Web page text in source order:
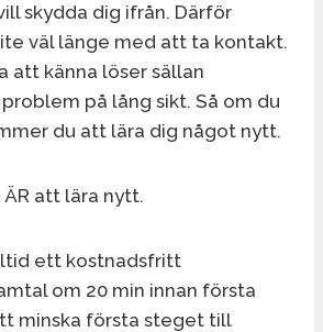
skydda dig ifrån. Därför
väl länge med att ta kontakt.
att känna löser sällan
på lång sikt. Så om du
du att lära dig något nytt.
att lära nytt.
ett kostnadsfritt
om 20 min innan första
minska första steget till